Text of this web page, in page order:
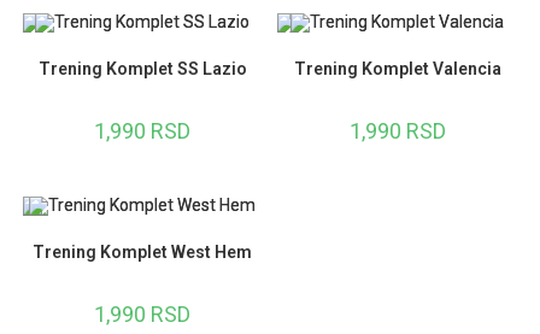
Trening Komplet SS Lazio
1,990 RSD
Trening Komplet Valencia
1,990 RSD
Trening Komplet West Hem
1,990 RSD